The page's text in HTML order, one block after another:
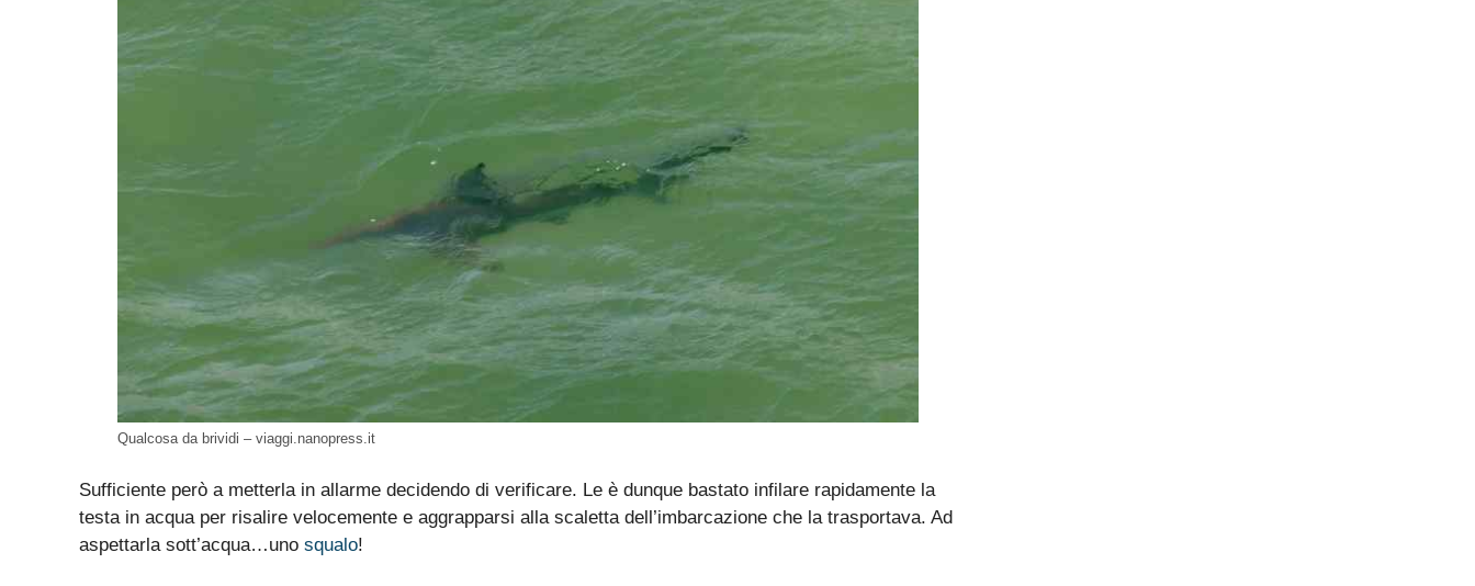
Qualcosa da brividi – viaggi.nanopress.it
Sufficiente però a metterla in allarme decidendo di verificare. Le è dunque bastato infilare rapidamente la
testa in acqua per risalire velocemente e aggrapparsi alla scaletta dell’imbarcazione che la trasportava. Ad
aspettarla sott’acqua…uno squalo!